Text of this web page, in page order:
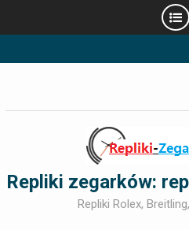
to
Repliki zegarków:
Repliki Rolex,